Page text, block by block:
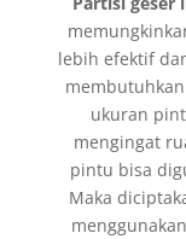
lebih efektif
ukuran
mengingat
pintu bisa
Maka